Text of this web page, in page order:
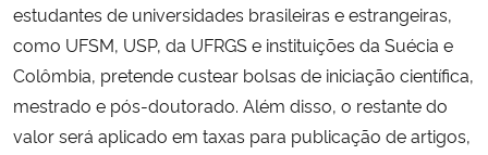
estudantes de universidades brasileiras e estrangeiras,
como UFSM, USP, da UFRGS e instituições da Suécia e
Colômbia, pretende custear bolsas de iniciação científica,
mestrado e pós-doutorado. Além disso, o restante do
valor será aplicado em taxas para publicação de artigos,